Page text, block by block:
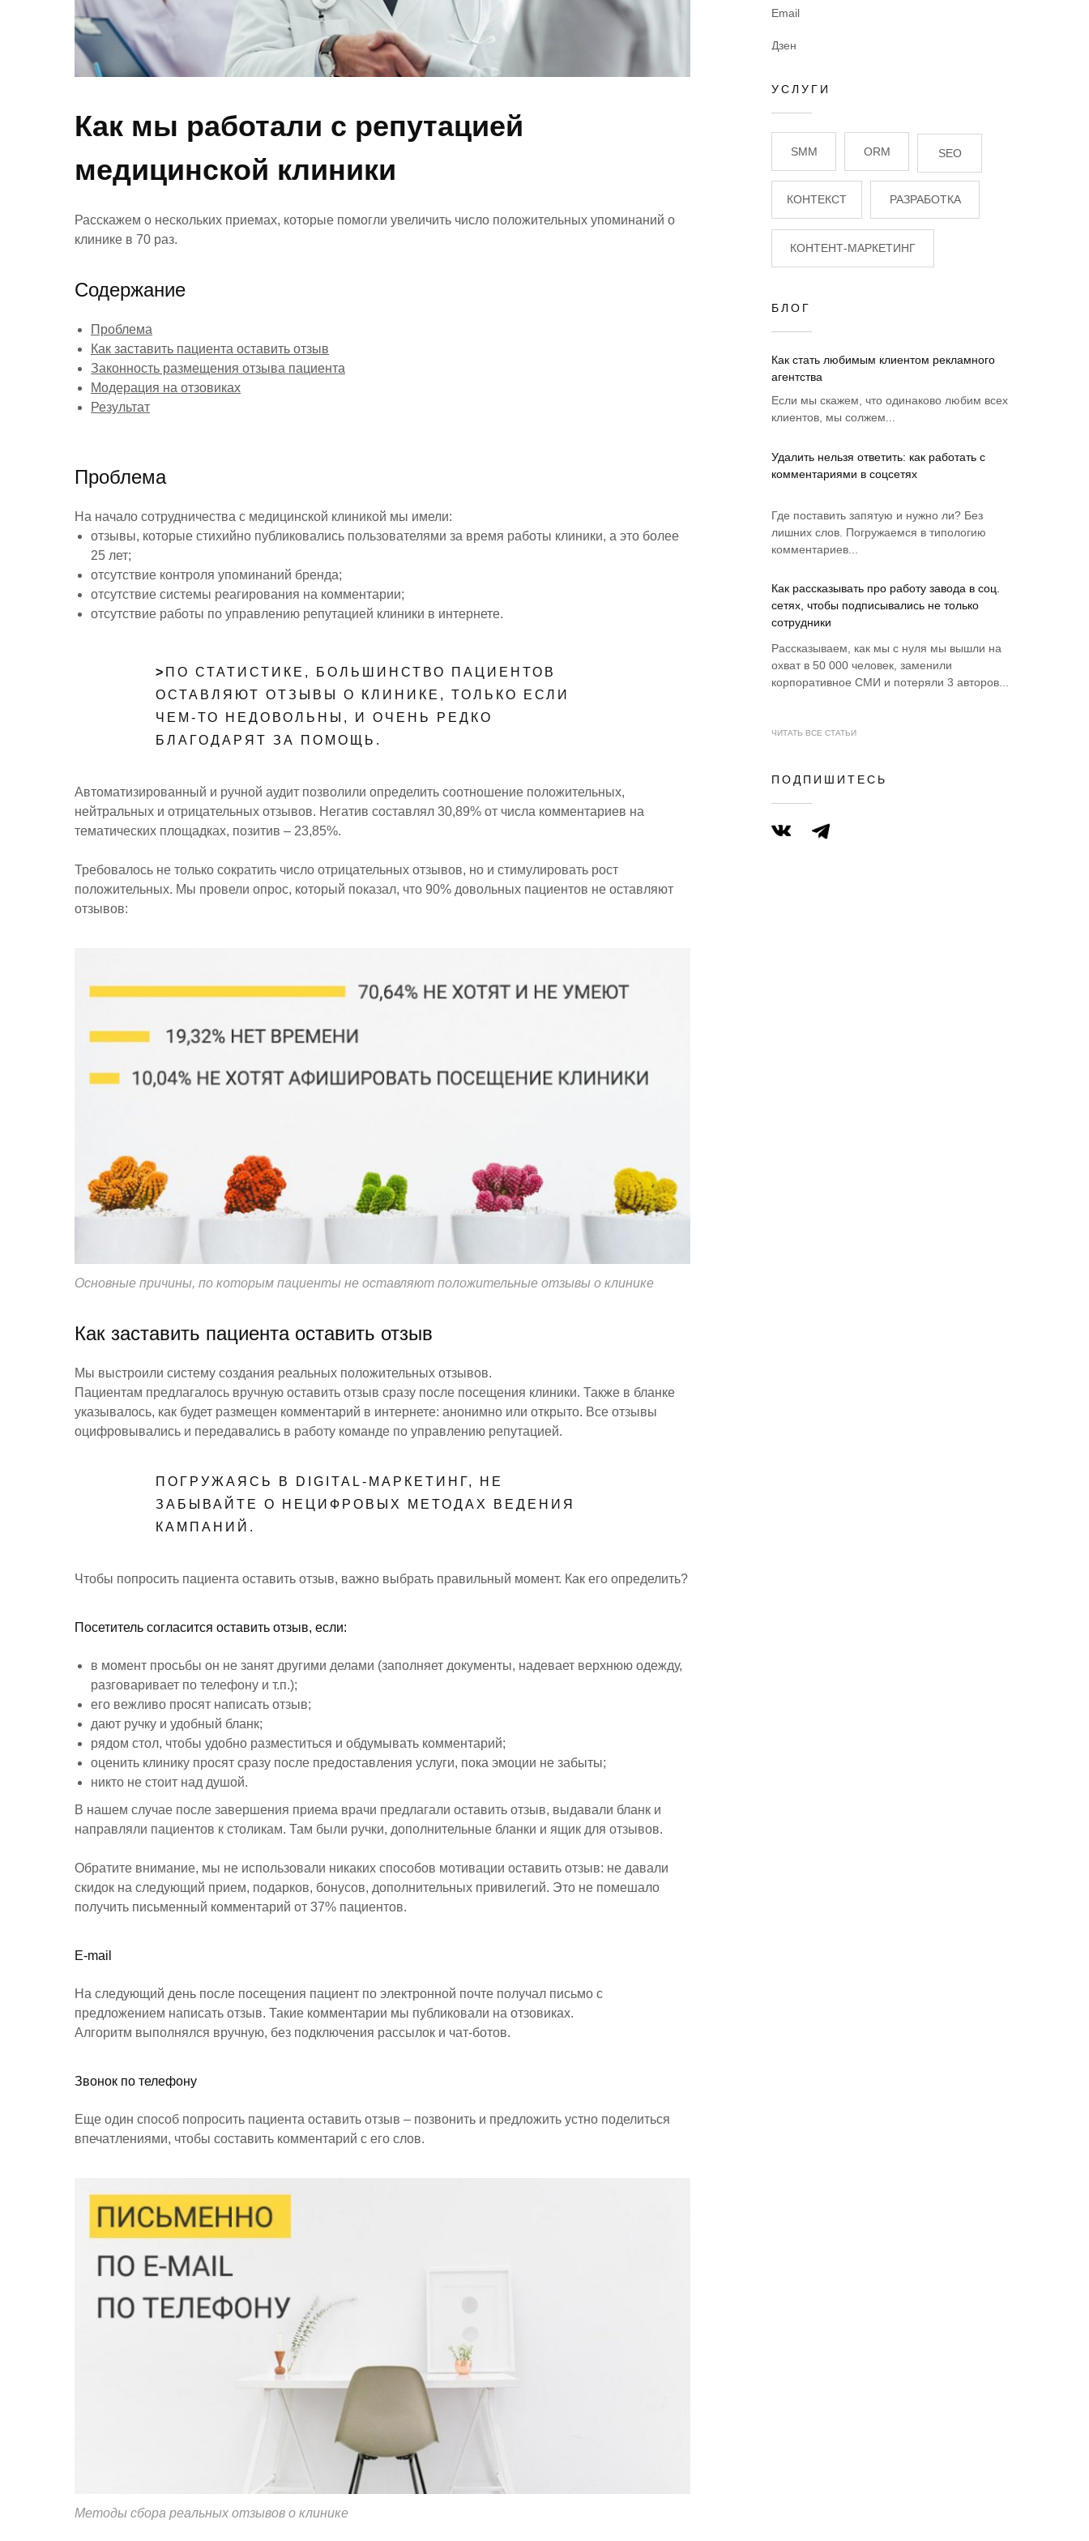
Email
Дзен
УСЛУГИ
SMM ORM SEO
КОНТЕКСТ РАЗРАБОТКА
КОНТЕНТ-МАРКЕТИНГ
БЛОГ
Как стать любимым клиентом рекламного
агентства
Если мы скажем, что одинаково любим всех
клиентов, мы солжем...
Удалить нельзя ответить: как работать с
комментариями в соцсетях
Где поставить запятую и нужно ли? Без
лишних слов. Погружаемся в типологию
комментариев...
Как рассказывать про работу завода в соц.
сетях, чтобы подписывались не только
сотрудники
Рассказываем, как мы с нуля мы вышли на
охват в 50 000 человек, заменили
корпоративное СМИ и потеряли 3 авторов...
ЧИТАТЬ ВСЕ СТАТЬИ
ПОДПИШИТЕСЬ
Как мы работали с репутацией
медицинской клиники
Расскажем о нескольких приемах, которые помогли увеличить число положительных упоминаний о
клинике в 70 раз.
Содержание
Проблема
Как заставить пациента оставить отзыв
Законность размещения отзыва пациента
Модерация на отзовиках
Результат
Проблема
На начало сотрудничества с медицинской клиникой мы имели:
отзывы, которые стихийно публиковались пользователями за время работы клиники, а это более
25 лет;
отсутствие контроля упоминаний бренда;
отсутствие системы реагирования на комментарии;
отсутствие работы по управлению репутацией клиники в интернете.
> ПО СТАТИСТИКЕ, БОЛЬШИНСТВО ПАЦИЕНТОВ
ОСТАВЛЯЮТ ОТЗЫВЫ О КЛИНИКЕ, ТОЛЬКО ЕСЛИ
ЧЕМ-ТО НЕДОВОЛЬНЫ, И ОЧЕНЬ РЕДКО
БЛАГОДАРЯТ ЗА ПОМОЩЬ.
Автоматизированный и ручной аудит позволили определить соотношение положительных,
нейтральных и отрицательных отзывов. Негатив составлял 30,89% от числа комментариев на
тематических площадках, позитив – 23,85%.
Требовалось не только сократить число отрицательных отзывов, но и стимулировать рост
положительных. Мы провели опрос, который показал, что 90% довольных пациентов не оставляют
отзывов:
Основные причины, по которым пациенты не оставляют положительные отзывы о клинике
Как заставить пациента оставить отзыв
Мы выстроили систему создания реальных положительных отзывов.
Пациентам предлагалось вручную оставить отзыв сразу после посещения клиники. Также в бланке
указывалось, как будет размещен комментарий в интернете: анонимно или открыто. Все отзывы
оцифровывались и передавались в работу команде по управлению репутацией.
ПОГРУЖАЯСЬ В DIGITAL-МАРКЕТИНГ, НЕ
ЗАБЫВАЙТЕ О НЕЦИФРОВЫХ МЕТОДАХ ВЕДЕНИЯ
КАМПАНИЙ.
Чтобы попросить пациента оставить отзыв, важно выбрать правильный момент. Как его определить?
Посетитель согласится оставить отзыв, если:
в момент просьбы он не занят другими делами (заполняет документы, надевает верхнюю одежду,
разговаривает по телефону и т.п.);
его вежливо просят написать отзыв;
дают ручку и удобный бланк;
рядом стол, чтобы удобно разместиться и обдумывать комментарий;
оценить клинику просят сразу после предоставления услуги, пока эмоции не забыты;
никто не стоит над душой.
В нашем случае после завершения приема врачи предлагали оставить отзыв, выдавали бланк и
направляли пациентов к столикам. Там были ручки, дополнительные бланки и ящик для отзывов.
Обратите внимание, мы не использовали никаких способов мотивации оставить отзыв: не давали
скидок на следующий прием, подарков, бонусов, дополнительных привилегий. Это не помешало
получить письменный комментарий от 37% пациентов.
E-mail
На следующий день после посещения пациент по электронной почте получал письмо с
предложением написать отзыв. Такие комментарии мы публиковали на отзовиках.
Алгоритм выполнялся вручную, без подключения рассылок и чат-ботов.
Звонок по телефону
Еще один способ попросить пациента оставить отзыв – позвонить и предложить устно поделиться
впечатлениями, чтобы составить комментарий с его слов.
Методы сбора реальных отзывов о клинике